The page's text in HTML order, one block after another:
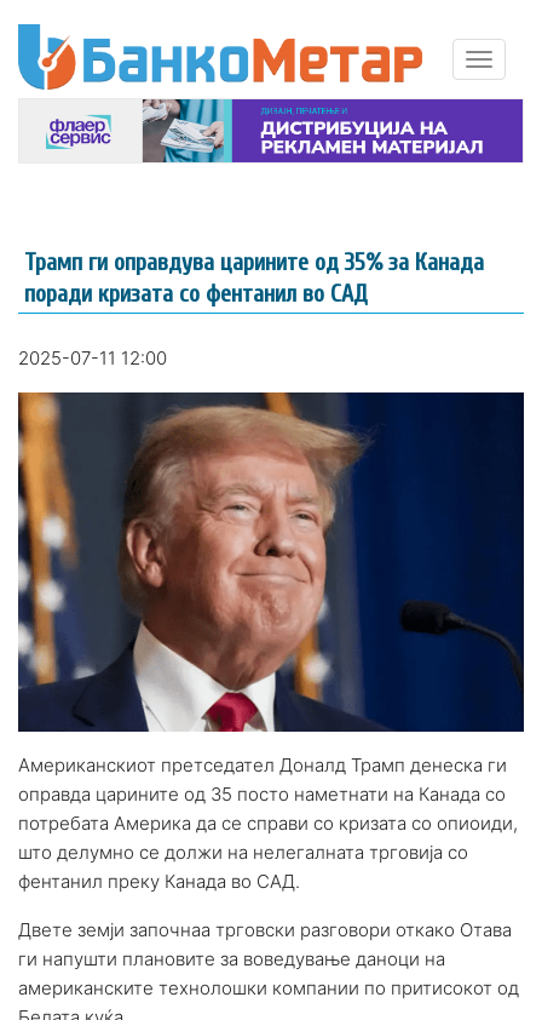
Трамп ги оправдува царините од 35% за Канада
поради кризата со фентанил во САД
2025-07-11 12:00
Американскиот претседател Доналд Трамп денеска ги
оправда царините од 35 посто наметнати на Канада со
потребата Америка да се справи со кризата со опиоиди,
што делумно се должи на нелегалната трговија со
фентанил преку Канада во САД.
Двете земји започнаа трговски разговори откако Отава
ги напушти плановите за воведување даноци на
американските технолошки компании по притисокот од